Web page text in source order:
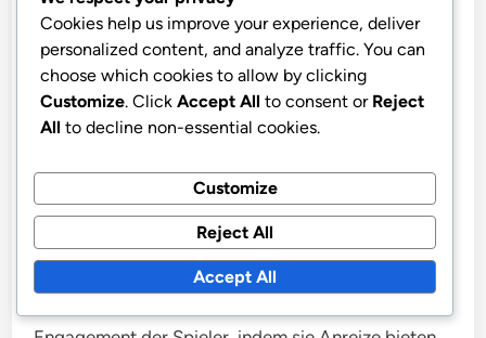
innerhalb des Spiels und geben den Spielern ein
Gefühl der Errungenschaft. Durch das Sammeln
und Präsentieren dieser einzigartigen Kosmetika
können Spieler in der Gaming-Community
Einfluss auf das Engagement der
Spieler
Cookies help us improve your experience, deliver
personalized content, and analyze traffic. You can
choose which cookies to allow by clicking
Customize. Click Accept All to consent or Reject
All to decline non-essential cookies.
Customize
Reject All
Accept All